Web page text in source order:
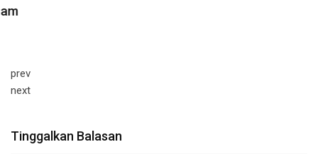
prev
next
Tinggalkan Balasan